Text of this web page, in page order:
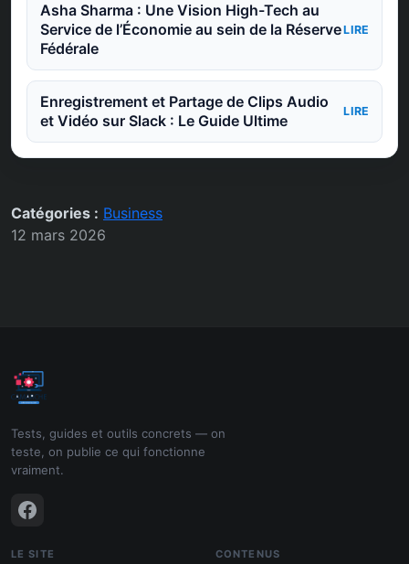
Asha Sharma : Une Vision High-Tech au
Service de l’Économie au sein de la Réserve
Fédérale
LIRE
Enregistrement et Partage de Clips Audio
et Vidéo sur Slack : Le Guide Ultime
LIRE
Catégories : Business
12 mars 2026
Tests, guides et outils concrets — on
teste, on publie ce qui fonctionne
vraiment.
LE SITE CONTENUS